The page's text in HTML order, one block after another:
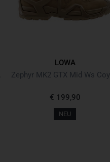
LOWA
€ 199,90
NEU